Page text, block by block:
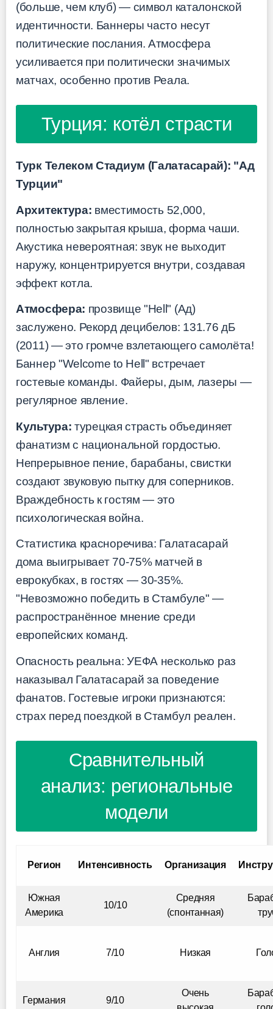
(больше, чем клуб) — символ каталонской
идентичности. Баннеры часто несут
политические послания. Атмосфера
усиливается при политически значимых
матчах, особенно против Реала.
Турция: котёл страсти
Турк Телеком Стадиум (Галатасарай): "Ад
Турции"
Архитектура: вместимость 52,000,
полностью закрытая крыша, форма чаши.
Акустика невероятная: звук не выходит
наружу, концентрируется внутри, создавая
эффект котла.
Атмосфера: прозвище "Hell" (Ад)
заслужено. Рекорд децибелов: 131.76 дБ
(2011) — это громче взлетающего самолёта!
Баннер "Welcome to Hell" встречает
гостевые команды. Файеры, дым, лазеры —
регулярное явление.
Культура: турецкая страсть объединяет
фанатизм с национальной гордостью.
Непрерывное пение, барабаны, свистки
создают звуковую пытку для соперников.
Враждебность к гостям — это
психологическая война.
Статистика красноречива: Галатасарай
дома выигрывает 70-75% матчей в
еврокубках, в гостях — 30-35%.
"Невозможно победить в Стамбуле" —
распространённое мнение среди
европейских команд.
Опасность реальна: УЕФА несколько раз
наказывал Галатасарай за поведение
фанатов. Гостевые игроки признаются:
страх перед поездкой в Стамбул реален.
Сравнительный
анализ: региональные
модели
Регион Интенсивность Организация
Южная
Америка
10/10
Средняя
(спонтанная)
Англия 7/10 Низкая
Германия 9/10
Очень